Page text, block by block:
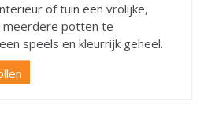
of tuin een vrolijke,
meerdere potten te
speels en kleurrijk geheel.